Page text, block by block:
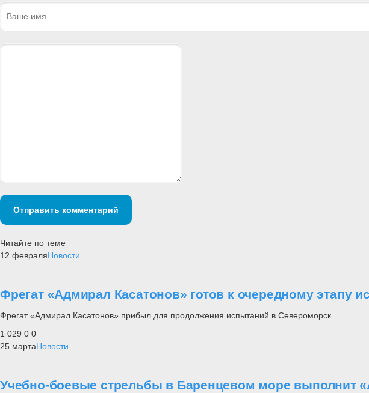
Отправить комментарий
Читайте по теме
12 февраляНовости
Фрегат «Адмирал Касатонов» готов к очередному этапу
Фрегат «Адмирал Касатонов» прибыл для продолжения испытаний в Североморск.
1 029 0 0
25 мартаНовости
Учебно-боевые стрельбы в Баренцевом море выполнит